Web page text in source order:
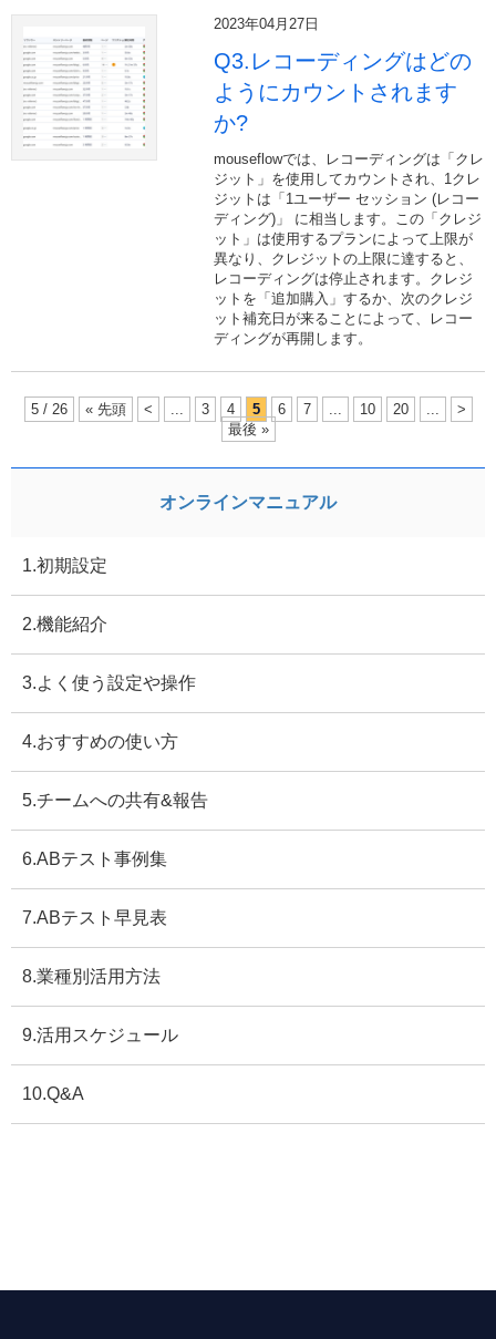
2023年04月27日
Q3.レコーディングはどの
ようにカウントされます
か?
mouseflowでは、レコーディングは「クレ
ジット」を使用してカウントされ、1クレ
ジットは「1ユーザー セッション (レコー
ディング)」 に相当します。この「クレジ
ット」は使用するプランによって上限が
異なり、クレジットの上限に達すると、
レコーディングは停止されます。クレジ
ットを「追加購入」するか、次のクレジ
ット補充日が来ることによって、レコー
ディングが再開します。
5 / 26 « 先頭 < ... 3 4 5 6 7 ... 10 20 ...
>
最後 »
オンラインマニュアル
1.初期設定
2.機能紹介
3.よく使う設定や操作
4.おすすめの使い方
5.チームへの共有&報告
6.ABテスト事例集
7.ABテスト早見表
8.業種別活用方法
9.活用スケジュール
10.Q&A